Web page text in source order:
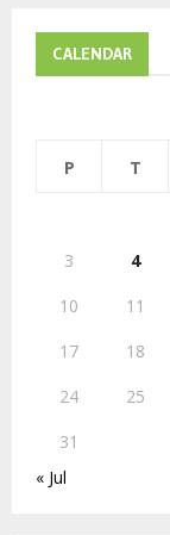
f
CALENDAR
P T
3
4
10
11
17
18
24
25
31
« Jul